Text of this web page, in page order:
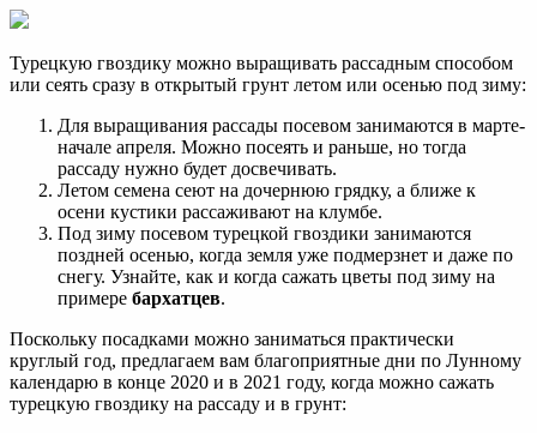
Турецкую гвоздику можно выращивать рассадным способом
или сеять сразу в открытый грунт летом или осенью под зиму:
Для выращивания рассады посевом занимаются в марте-
начале апреля. Можно посеять и раньше, но тогда
рассаду нужно будет досвечивать.
Летом семена сеют на дочернюю грядку, а ближе к
осени кустики рассаживают на клумбе.
Под зиму посевом турецкой гвоздики занимаются
поздней осенью, когда земля уже подмерзнет и даже по
снегу. Узнайте, как и когда сажать цветы под зиму на
примере бархатцев.
Поскольку посадками можно заниматься практически
круглый год, предлагаем вам благоприятные дни по Лунному
календарю в конце 2020 и в 2021 году, когда можно сажать
турецкую гвоздику на рассаду и в грунт: